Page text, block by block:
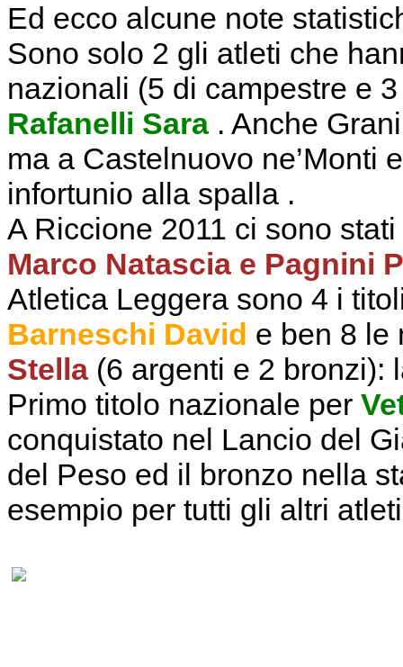
Ed ecco alcune note
Sono solo 2 gli atleti che
nazionali (5 di campestre e
Rafanelli Sara . Anche
ma a Castelnuovo ne’Monti
infortunio alla spalla .
A Riccione 2011 ci sono
Marco Natascia e Pagnini
Atletica Leggera sono 4 i
Barneschi David e ben 8 le
Stella (6 argenti e 2 bronzi):
Primo titolo nazionale per
conquistato nel Lancio del
del Peso ed il bronzo nella
esempio per tutti gli altri